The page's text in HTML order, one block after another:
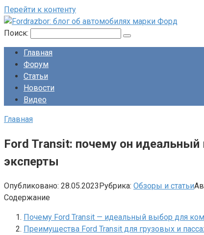
Перейти к контенту
Поиск:
Главная
Форум
Статьи
Новости
Видео
Главная
Ford Transit: почему он
эксперты
Опубликовано: 28.05.2023Рубрика: Обзоры и статьи
Содержание
Почему Ford Transit — идеальный выбор для
Преимущества Ford Transit для грузовых и